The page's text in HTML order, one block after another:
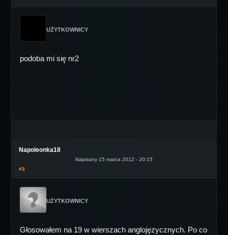
UŻYTKOWNICY
podoba mi się nr2
Napoleonka18
Napisany 15 marca 2012 - 20:15
#3
UŻYTKOWNICY
Głosowałem na 19 w wierszach anglojęzycznych. Po co